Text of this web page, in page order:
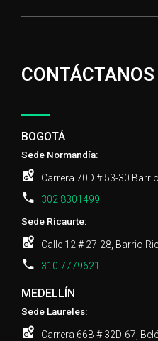
CONTÁCTANOS
BOGOTÁ
Sede Normandía:
Carrera 70D # 53-30
302 8301499
Sede Ricaurte:
Calle 12 # 27-28, Barrio
310 7779621
MEDELLÍN
Sede Laureles:
Carrera 66B # 32D-67,